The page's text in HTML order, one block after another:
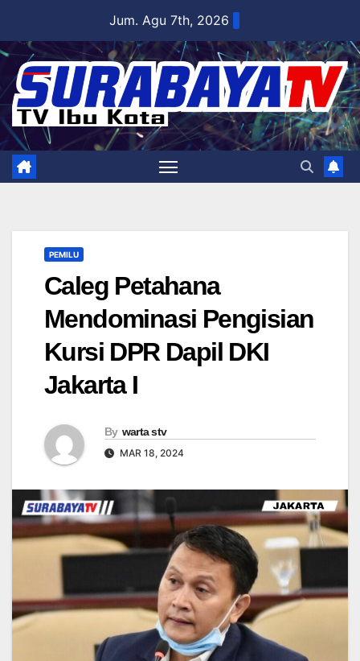
content
Jum. Agu 7th, 2026
PEMILU
Caleg Petahana
Mendominasi Pengisian
Kursi DPR Dapil DKI
Jakarta I
By warta stv
MAR 18, 2024